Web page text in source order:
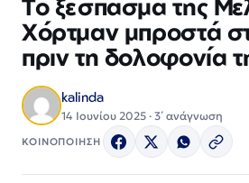
Το ξέσπασμα της
Χόρτμαν μπροστά
πριν τη δολοφονία
kalinda
14 Ιουνίου 2025 · 3΄ ανάγνωση
ΚΟΙΝΟΠΟΙΗΣΗ